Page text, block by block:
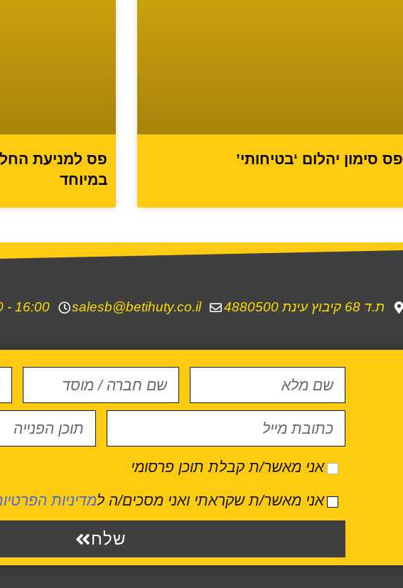
פס סימון יהלום ‘בטיחותי’
פס למניעת
במיוחד
ת.ד 68 קיבוץ עינת 4880500 salesb@betihuty.co.il
16:00 - 08:30
אני מאשר/ת קבלת תוכן פרסומי
אני מאשר/ת שקראתי ואני מסכים/ה למדיניות
שלח